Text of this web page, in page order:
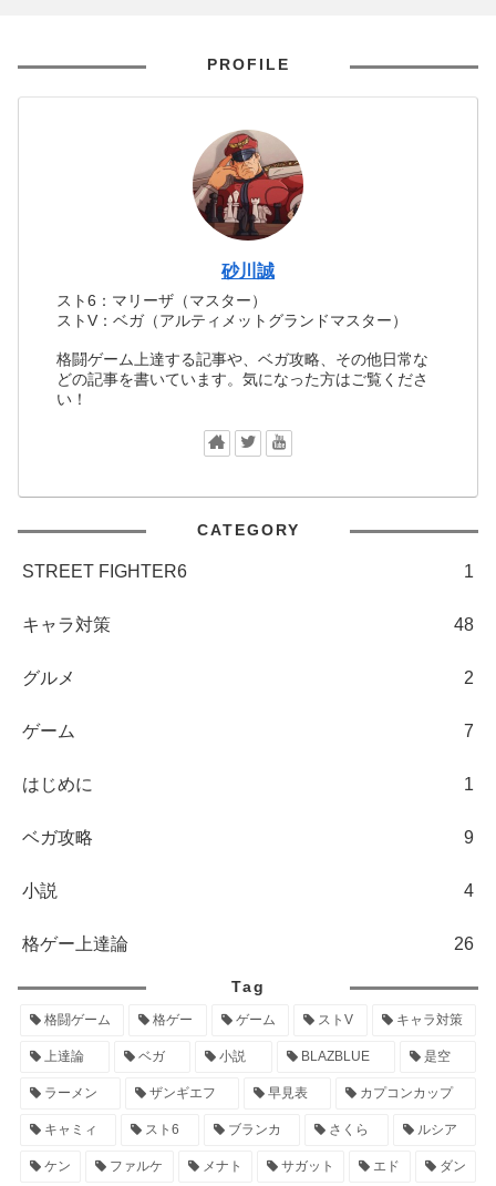
PROFILE
砂川誠
スト6：マリーザ（マスター）
ストV：ベガ（アルティメットグランドマスター）
格闘ゲーム上達する記事や、ベガ攻略、その他日常な
どの記事を書いています。気になった方はご覧くださ
い！
CATEGORY
STREET FIGHTER6 1
キャラ対策 48
グルメ 2
ゲーム 7
はじめに 1
ベガ攻略 9
小説 4
格ゲー上達論 26
Tag
格闘ゲーム 格ゲー ゲーム ストV キャラ対策
上達論 ベガ 小説 BLAZBLUE 是空
ラーメン ザンギエフ 早見表 カプコンカップ
キャミィ スト6 ブランカ さくら ルシア
ケン ファルケ メナト サガット エド ダン